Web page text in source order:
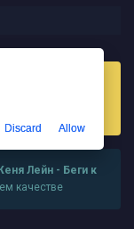
Лейн - Беги к
качестве
Discard Allow